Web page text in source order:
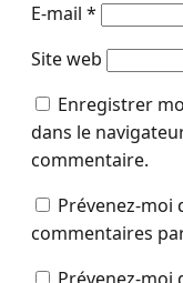
E-mail *
Site web
Enregistrer
dans le
commentaire.
Prévenez-moi
commentaires